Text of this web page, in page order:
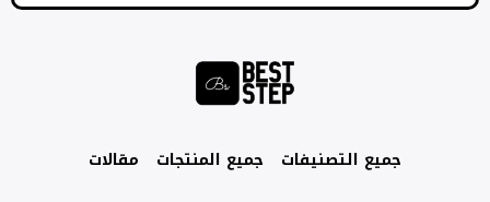
جميع التصنيفات جميع المنتجات مقالات